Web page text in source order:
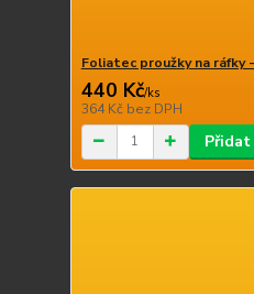
Foliatec proužky na ráfky
440 Kč/ks
364 Kč bez DPH